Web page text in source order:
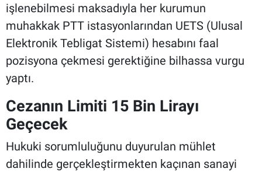
işlenebilmesi maksadıyla her kurumun
muhakkak PTT istasyonlarından UETS (Ulusal
Elektronik Tebligat Sistemi) hesabını faal
pozisyona çekmesi gerektiğine bilhassa vurgu
yaptı.
Cezanın Limiti 15 Bin Lirayı
Geçecek
Hukuki sorumluluğunu duyurulan mühlet
dahilinde gerçekleştirmekten kaçınan sanayi